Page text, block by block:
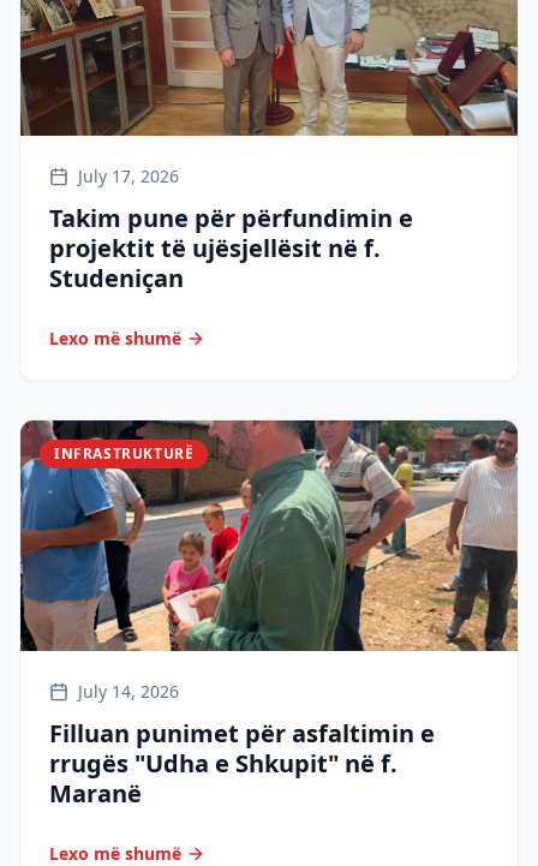
July 17, 2026
Takim pune për përfundimin e
projektit të ujësjellësit në f.
Studeniçan
Lexo më shumë
INFRASTRUKTURË
July 14, 2026
Filluan punimet për asfaltimin e
rrugës "Udha e Shkupit" në f.
Maranë
Lexo më shumë